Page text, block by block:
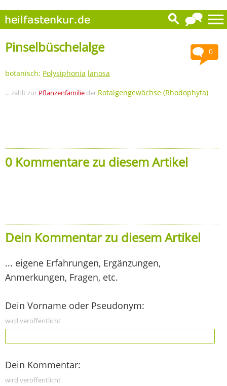
0
Pinselbüschelalge
botanisch: Polysiphonia lanosa
... zählt zur Pflanzenfamilie der Rotalgengewächse (Rhodophyta)
0 Kommentare zu diesem Artikel
Dein Kommentar zu diesem Artikel
... eigene Erfahrungen, Ergänzungen,
Anmerkungen, Fragen, etc.
Dein Vorname oder Pseudonym:
wird veröffentlicht
Dein Kommentar:
wird veröffentlicht